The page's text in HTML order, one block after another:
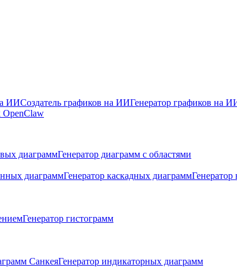
ИИСоздатель графиков на ИИГенератор графиков на
диаграммГенератор диаграмм с областями
диаграммГенератор каскадных диаграмм
Генератор гистограмм
СанкеяГенератор индикаторных диаграмм